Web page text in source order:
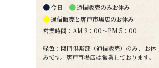
●今日 ●通信販売のみお休み
●通信販売と唐戸市場店のお休み
営業時間：AM 9：00～PM 5：00
緑色：関門倶楽部（通信販売）のみ、お休
みです。唐戸市場店は営業しております。